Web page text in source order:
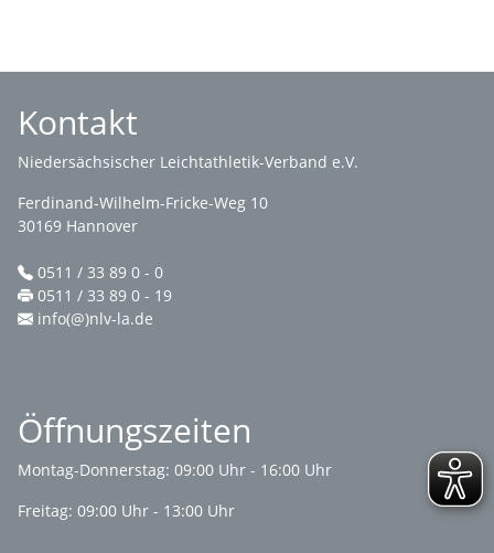
Kontakt
Niedersächsischer Leichtathletik-Verband e.V.
Ferdinand-Wilhelm-Fricke-Weg 10
30169 Hannover
0511 / 33 89 0 - 0
0511 / 33 89 0 - 19
info(@)nlv-la.de
Öffnungszeiten
Montag-Donnerstag: 09:00 Uhr - 16:00 Uhr
Freitag: 09:00 Uhr - 13:00 Uhr